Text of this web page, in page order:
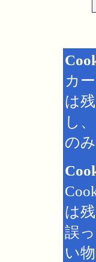
カ
は
し
の
は
誤
い